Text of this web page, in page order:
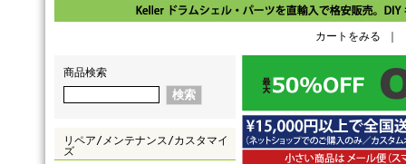
カートをみる
商品検索
リペア/メンテナンス/カスタマイ
ズ